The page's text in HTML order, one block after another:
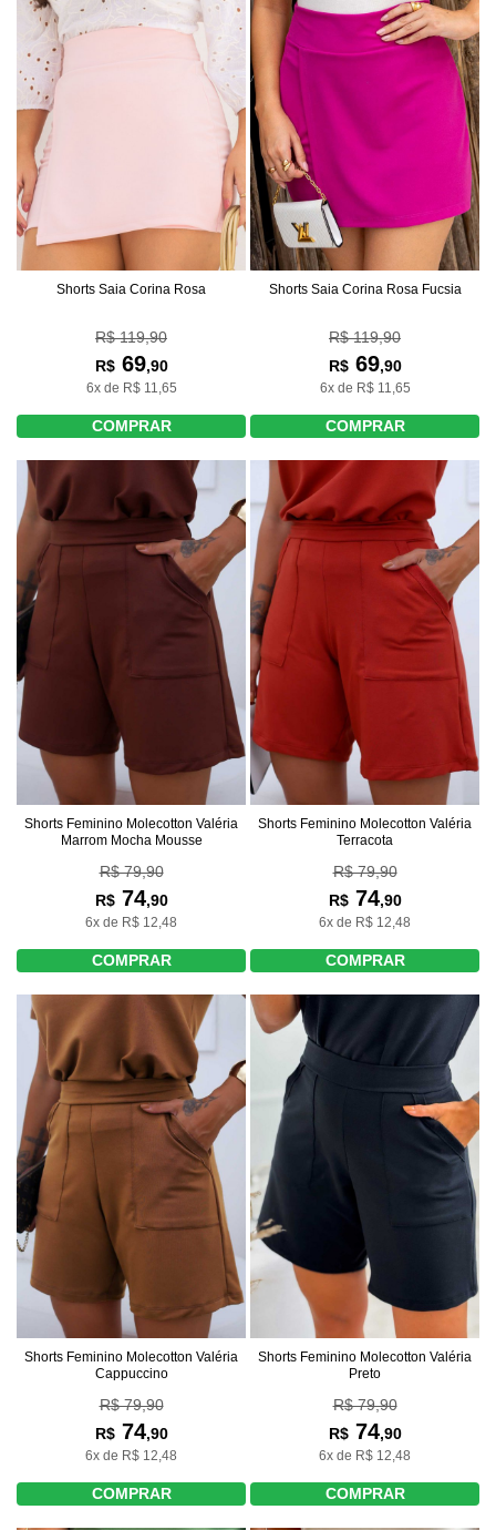
Shorts Saia Corina Rosa
R$ 119,90
R$69,90
6x de R$ 11,65
COMPRAR
Shorts Saia Corina Rosa Fucsia
R$ 119,90
R$69,90
6x de R$ 11,65
COMPRAR
Shorts Feminino Molecotton Valéria
Marrom Mocha Mousse
R$ 79,90
R$74,90
6x de R$ 12,48
COMPRAR
Shorts Feminino Molecotton Valéria
Terracota
R$ 79,90
R$74,90
6x de R$ 12,48
COMPRAR
Shorts Feminino Molecotton Valéria
Cappuccino
R$ 79,90
R$74,90
6x de R$ 12,48
COMPRAR
Shorts Feminino Molecotton Valéria
Preto
R$ 79,90
R$74,90
6x de R$ 12,48
COMPRAR